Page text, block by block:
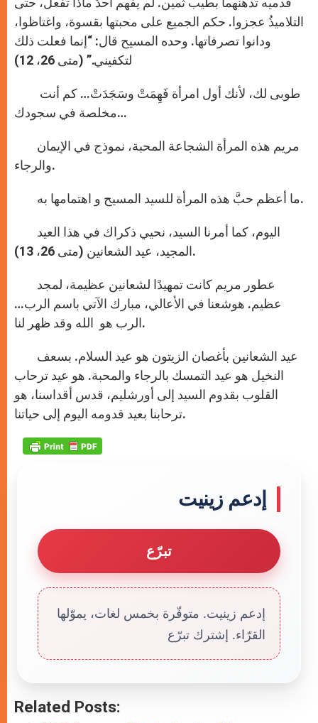
التلاميذُ عجزوا. حكم الجميع على محبتها بقسوة، واغتاظوا،
ودانوا تصرفاتها. وحده المسيح قال: “إنما فعلت ذلك
لتكفيني.” (متى 26، 12)
مخلصة في سجودك…
والرجاء.
ما أعظم حبَّ هذه المرأة للسيد المسيح و اهتمامها به.
المجيد، عيد الشعانين (متى 26، 13).
عظيم. هوشعنا في الأعالي، مبارك الآتي باسم الرب…
الرب هو الله وقد ظهر لنا.
النخيل هو عيد التمسك بالرجاء والمحبة. هو عيد ترحاب
القلوب بقدوم السيد إلى أورشليم، قدس أقداسنا، هو
ترحابنا بعيد قدومه اليوم إلى حياتنا.
إدعم زينيت
تبرّع
إدعم زينيت. متوفّرة بخمس لغات، يموّلها
القرّاء. إشترك تبرّع
Related Posts: